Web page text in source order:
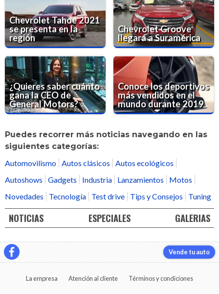
Chevrolet Tahoe 2021
se presenta en la
región
Chevrolet Groove
llegará a Suramérica
¿Quieres saber cuánto
gana la CEO de
General Motors?
Conoce los deportivos
más vendidos en el
mundo durante 2019
Puedes recorrer más noticias navegando en las
siguientes categorías:
Automovilismo
Autos clásicos
Autos ecológicos
Autoshows
Gadgets Industria Lanzamientos
Motos
Novedades
Tecnología Test drive Tips y Consejos Tuning
NOTICIAS ESPECIALES GALERIAS
Vende tu auto
La empresa Atención al cliente Términos y condiciones